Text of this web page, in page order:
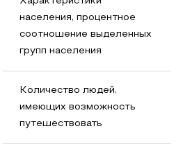
населения, процентное
соотношение выделенных
групп населения
Количество людей,
имеющих возможность
путешествовать